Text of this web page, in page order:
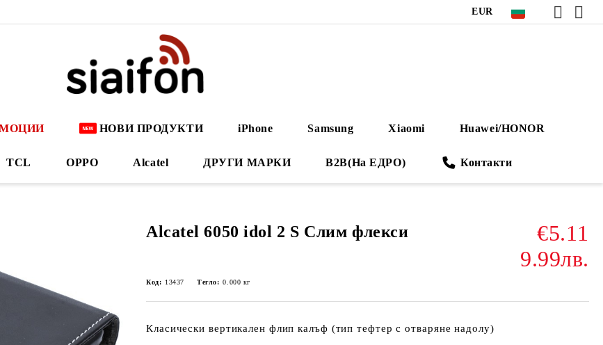
EUR
НОВИ ПРОДУКТИ iPhone Samsung Xiaomi Huawei/HONOR
TCL OPPO Alcatel ДРУГИ МАРКИ B2B(На ЕДРО) Контакти
Alcatel 6050 idol 2 S Слим флекси
€5.11
9.99лв.
Код: 13437 Тегло: 0.000 кг
Класически вертикален флип калъф (тип тефтер с отваряне надолу)